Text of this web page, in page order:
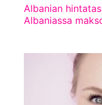
Albanian
Albaniassa